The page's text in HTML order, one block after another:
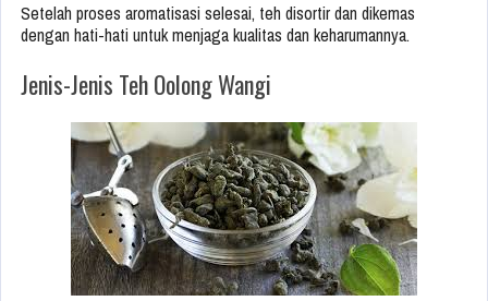
Setelah proses aromatisasi selesai, teh disortir dan dikemas
dengan hati-hati untuk menjaga kualitas dan keharumannya.
Jenis-Jenis Teh Oolong Wangi